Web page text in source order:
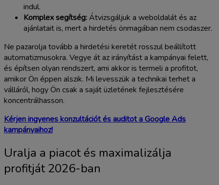
indul.
Komplex segítség:Átvizsgáljuk a weboldalát és az
ajánlatait is, mert a hirdetés önmagában nem csodaszer.
Ne pazarolja tovább a hirdetési keretét rosszul beállított
automatizmusokra. Vegye át az irányítást a kampányai felett,
és építsen olyan rendszert, ami akkor is termeli a profitot,
amikor Ön éppen alszik. Mi levesszük a technikai terhet a
válláról, hogy Ön csak a saját üzletének fejlesztésére
koncentrálhasson.
Kérjen ingyenes konzultációt és auditot a Google Ads
kampányaihoz!
Uralja a piacot és maximalizálja
profitját 2026-ban